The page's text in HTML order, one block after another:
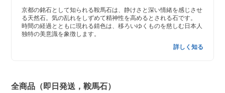
京都の銘石として知られる鞍馬石は、静けさと深い情緒を感じさせ
る天然石。気の乱れをしずめて精神性を高めるとされる石です。
時間の経過とともに現れる錆色は、移ろいゆくものを慈しむ日本人
独特の美意識を象徴します。
詳しく知る
全商品（即日発送，鞍馬石）